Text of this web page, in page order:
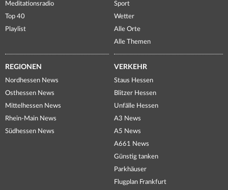
Meditationsradio
Top 40
Playlist
Sport
Wetter
Alle Orte
Alle Themen
REGIONEN
Nordhessen News
Osthessen News
Mittelhessen News
Rhein-Main News
Südhessen News
VERKEHR
Staus Hessen
Blitzer Hessen
Unfälle Hessen
A3 News
A5 News
A661 News
Günstig tanken
Parkhäuser
Flugplan Frankfurt